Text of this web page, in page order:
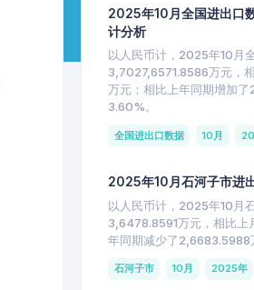
2025年10月全国进出口
计分析
以人民币计，2025年10月
3,7027,6571.8586万元，
万元；相比上年同期增加了
3.60%。
全国进出口数据 10月
2025年10月石河子市进
以人民币计，2025年10月
3,6478.8591万元，相比上
年同期减少了2,6683.5988
石河子市 10月 2025年